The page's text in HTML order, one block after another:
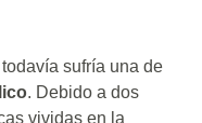
sufría una de
. Debido a dos
vividas en la